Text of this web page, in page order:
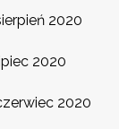
2020
2020
2020